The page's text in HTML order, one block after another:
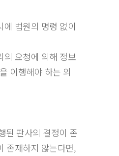
법원의 명령 없이
의 요청에 의해 정보
이행해야 하는 의
된 판사의 결정이 존
존재하지 않는다면,